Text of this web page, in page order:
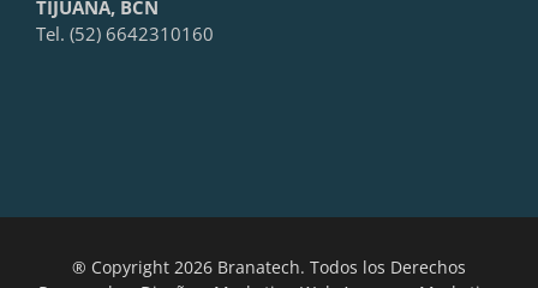
TIJUANA, BCN
Tel. (52) 6642310160
® Copyright 2026 Branatech. Todos los Derechos